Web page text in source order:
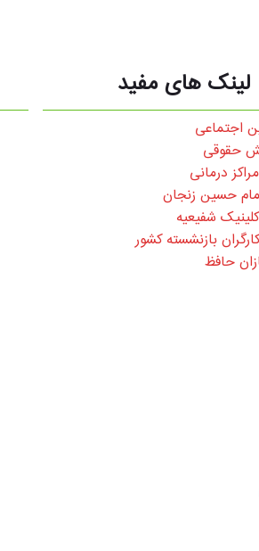
لینک های مفید
اجتماعی
حقوقی
درمانی
حسین زنجان
شفیعیه
بازنشسته کشور
حافظ